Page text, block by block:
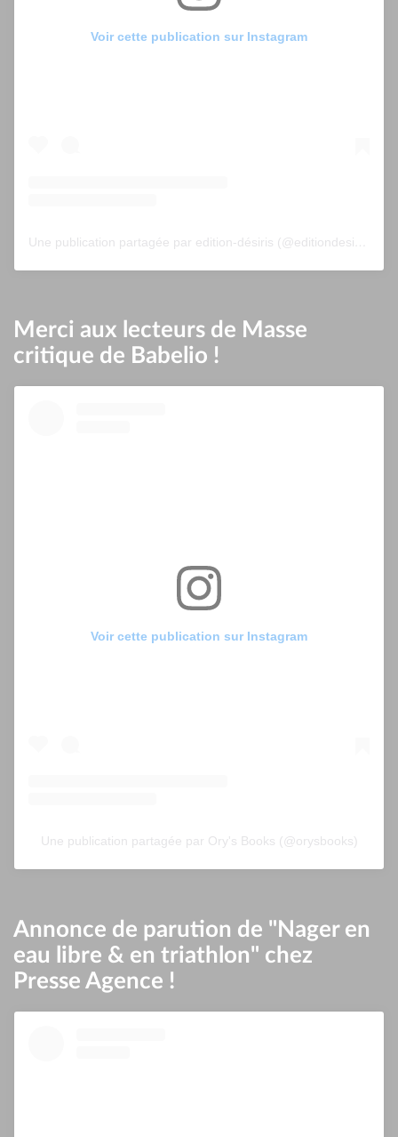
Voir cette publication sur Instagram
Merci aux lecteurs de Masse
critique de Babelio !
Voir cette publication sur Instagram
Une publication partagée par Ory's Books (@orysbooks)
Annonce de parution de "Nager en
eau libre & en triathlon" chez
Presse Agence !